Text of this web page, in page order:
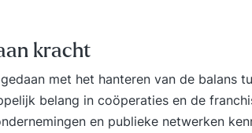
kracht
met het hanteren van de balans
belang in coöperaties en de
en publieke netwerken